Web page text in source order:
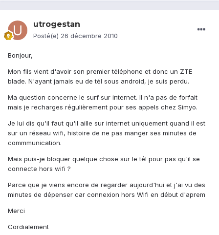
utrogestan
Posté(e) 26 décembre 2010
Bonjour,
Mon fils vient d'avoir son premier téléphone et donc un ZTE
blade. N'ayant jamais eu de tél sous android, je suis perdu.
Ma question concerne le surf sur internet. Il n'a pas de forfait
mais je recharges régulièrement pour ses appels chez Simyo.
Je lui dis qu'il faut qu'il aille sur internet uniquement quand il est
sur un réseau wifi, histoire de ne pas manger ses minutes de
commmunication.
Mais puis-je bloquer quelque chose sur le tél pour pas qu'il se
connecte hors wifi ?
Parce que je viens encore de regarder aujourd'hui et j'ai vu des
minutes de dépenser car connexion hors Wifi en début d'aprem
Merci
Cordialement